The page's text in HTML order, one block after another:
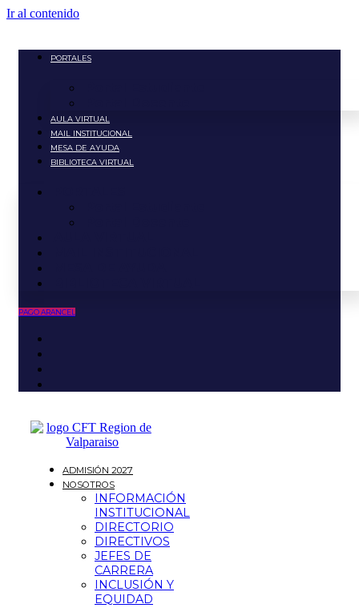
Ir al contenido
PORTALES
AULA VIRTUAL
MAIL INSTITUCIONAL
MESA DE AYUDA
BIBLIOTECA VIRTUAL
PAGO ARANCEL
ADMISIÓN 2027
NOSOTROS
INFORMACIÓN
INSTITUCIONAL
DIRECTORIO
DIRECTIVOS
JEFES DE
CARRERA
INCLUSIÓN Y
EQUIDAD